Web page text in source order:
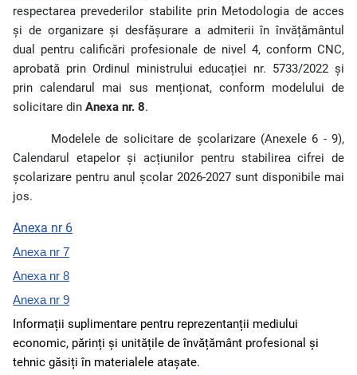
respectarea prevederilor stabilite prin Metodologia de acces
și de organizare și desfășurare a admiterii în învățământul
dual pentru calificări profesionale de nivel 4, conform CNC,
aprobată prin Ordinul ministrului educației nr. 5733/2022 și
prin calendarul mai sus menționat, conform modelului de
solicitare din Anexa nr. 8.
Modelele de solicitare de școlarizare (Anexele 6 - 9),
Calendarul etapelor și acțiunilor pentru stabilirea cifrei de
școlarizare pentru anul școlar 2026-2027 sunt disponibile mai
jos.
Anexa nr 6
Anexa nr 7
Anexa nr 8
Anexa nr 9
Informații suplimentare pentru reprezentanții mediului
economic, părinți și unitățile de învățământ profesional și
tehnic găsiți în materialele atașate.